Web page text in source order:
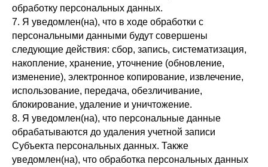
обработку персональных данных.
7. Я уведомлен(на), что в ходе обработки с
персональными данными будут совершены
следующие действия: сбор, запись, систематизация,
накопление, хранение, уточнение (обновление,
изменение), электронное копирование, извлечение,
использование, передача, обезличивание,
блокирование, удаление и уничтожение.
8. Я уведомлен(на), что персональные данные
обрабатываются до удаления учетной записи
Субъекта персональных данных. Также
уведомлен(на), что обработка персональных данных